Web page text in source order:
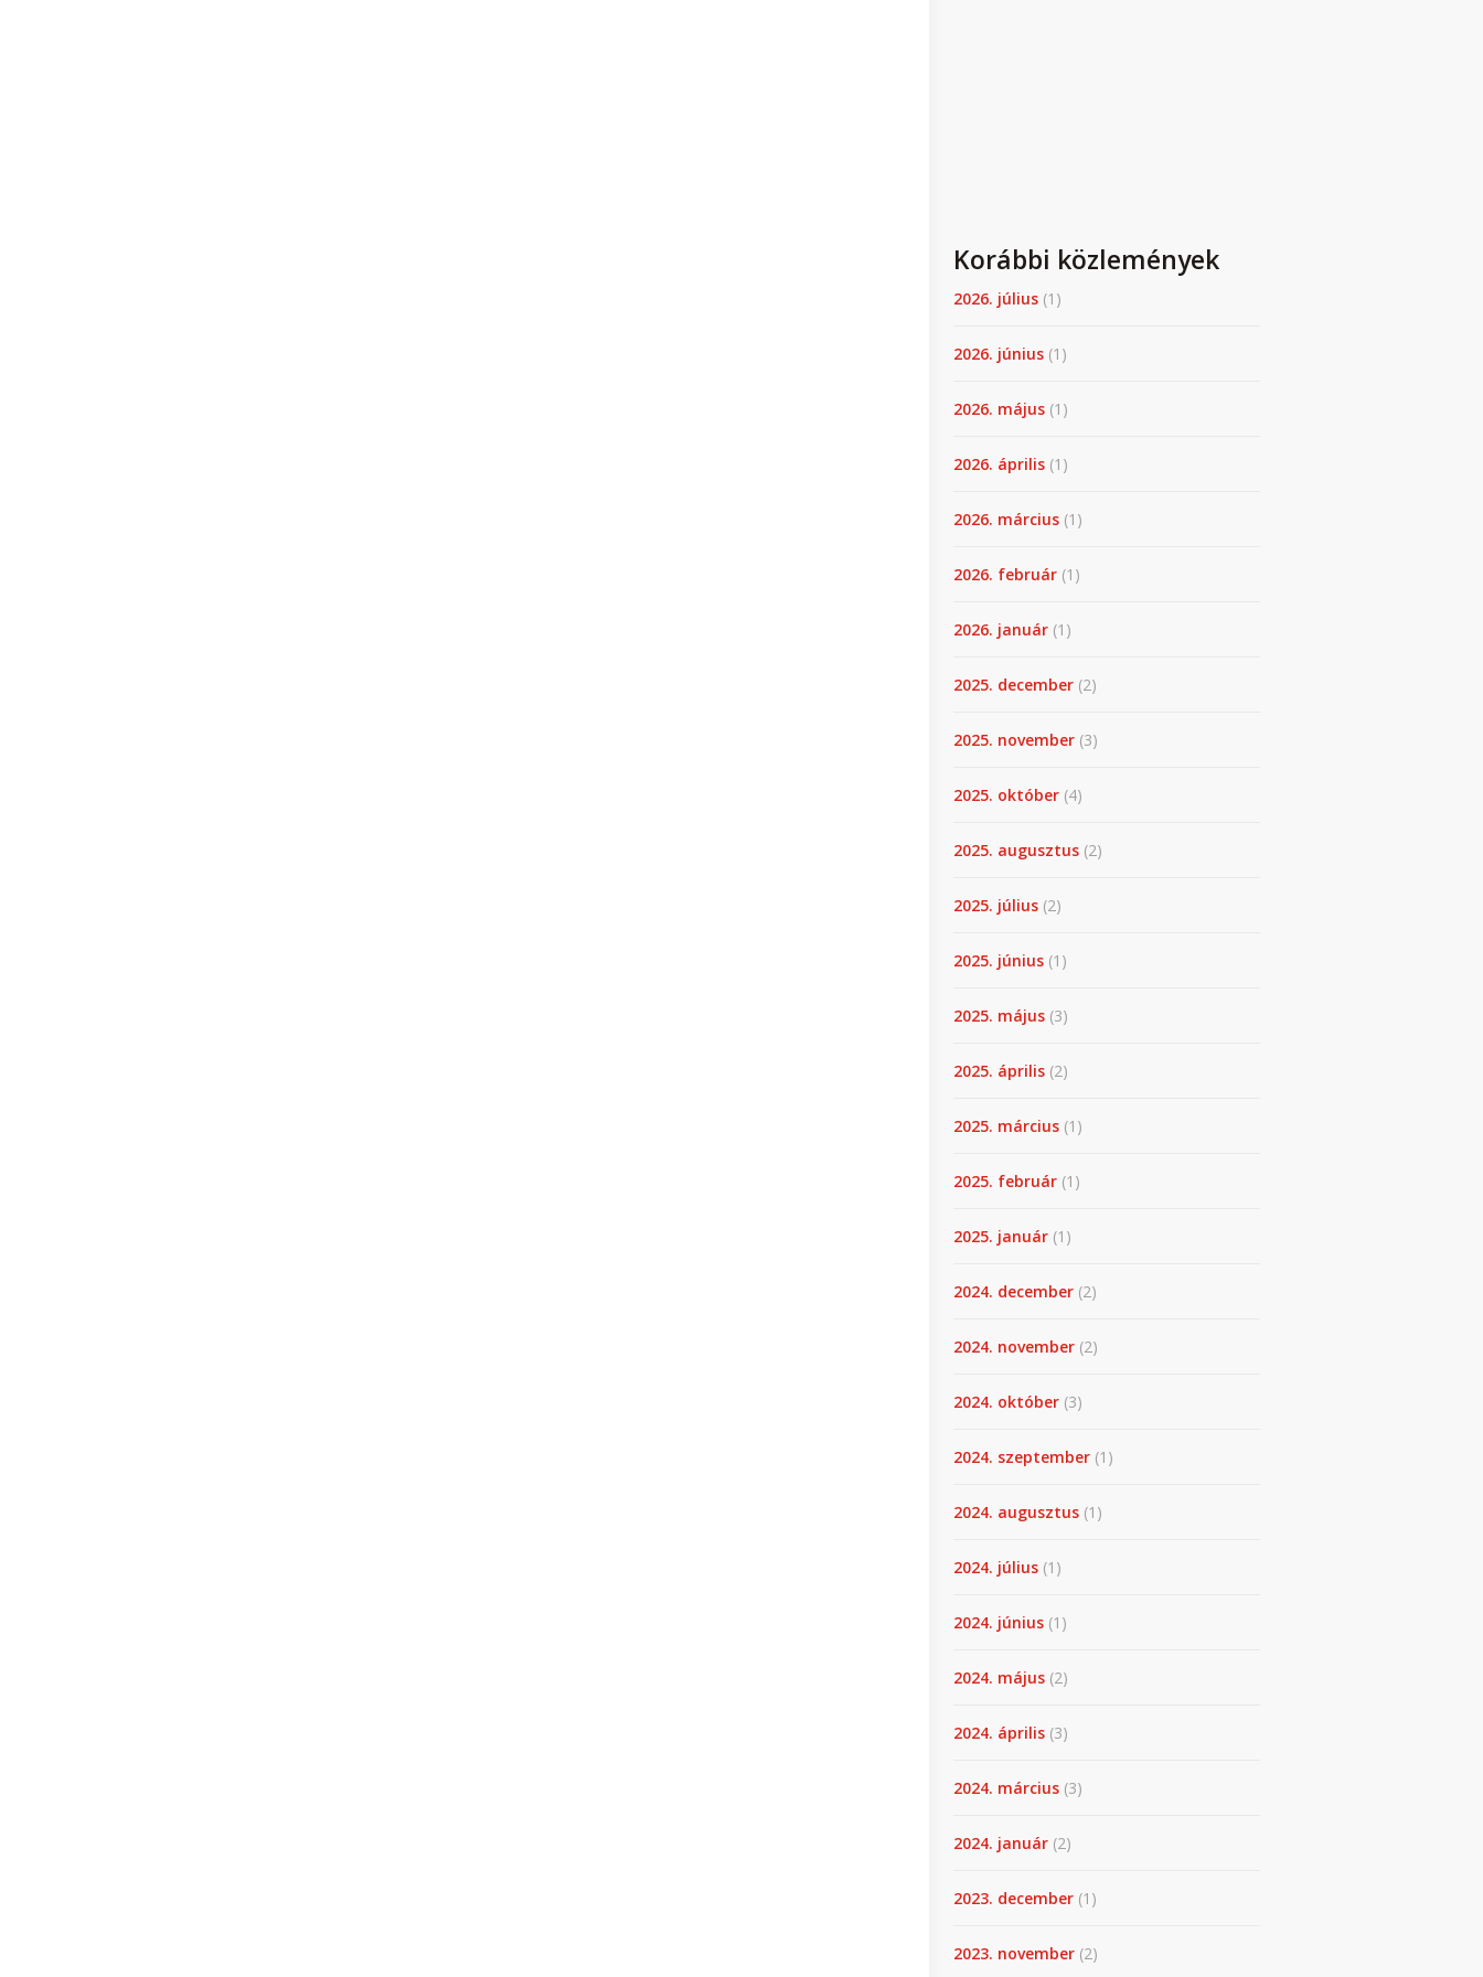
Korábbi közlemények
2026. július (1)
2026. június (1)
2026. május (1)
2026. április (1)
2026. március (1)
2026. február (1)
2026. január (1)
2025. december (2)
2025. november (3)
2025. október (4)
2025. augusztus (2)
2025. július (2)
2025. június (1)
2025. május (3)
2025. április (2)
2025. március (1)
2025. február (1)
2025. január (1)
2024. december (2)
2024. november (2)
2024. október (3)
2024. szeptember (1)
2024. augusztus (1)
2024. július (1)
2024. június (1)
2024. május (2)
2024. április (3)
2024. március (3)
2024. január (2)
2023. december (1)
2023. november (2)